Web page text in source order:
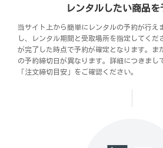
レンタルしたい商品を
当サイト上から簡単にレンタルの予約が行え
し、レンタル期間と受取場所を指定してくだ
が完了した時点で予約が確定となります。ま
の予約締切日が異なります。詳細につきまし
「注文締切目安」をご確認ください。